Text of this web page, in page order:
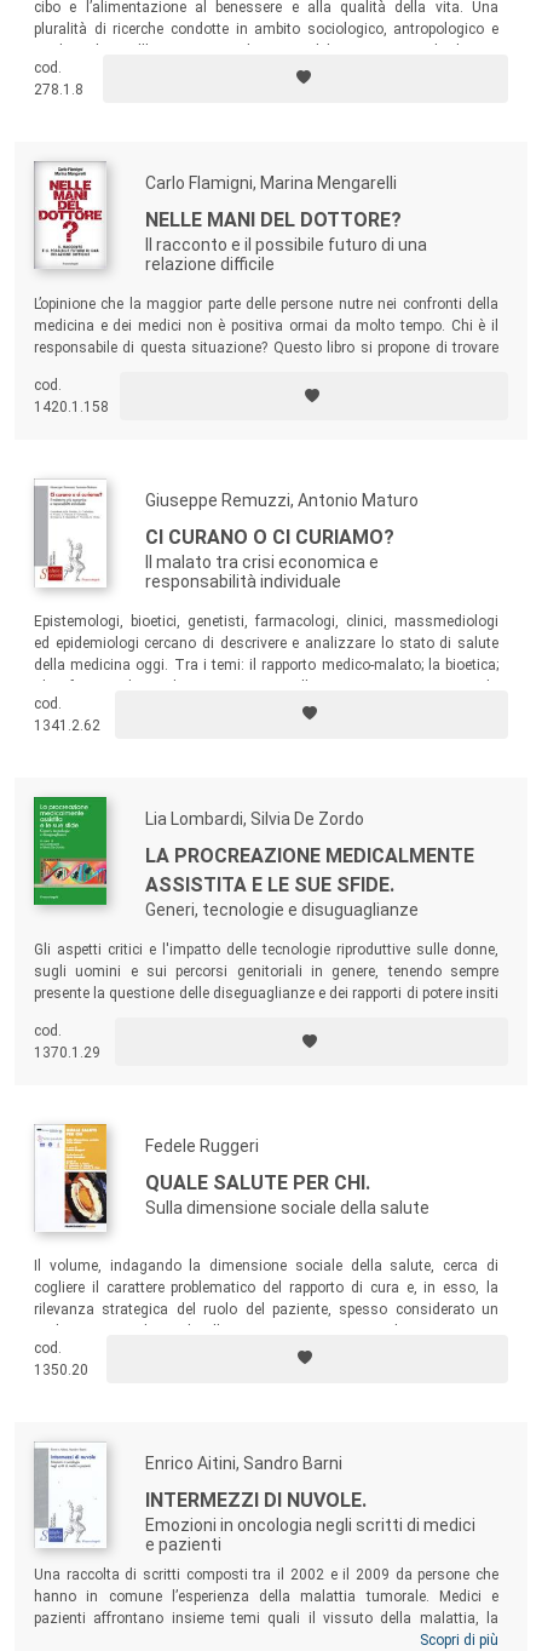
cibo e l’alimentazione al benessere e alla qualità della vita. Una
pluralità di ricerche condotte in ambito sociologico, antropologico e
uno degli elementi che oggi maggiormente incide nel definire la qualità
della vita di individui e comunità.
cod.
278.1.8
Carlo Flamigni, Marina Mengarelli
NELLE MANI DEL DOTTORE?
Il racconto e il possibile futuro di una
relazione difficile
L’opinione che la maggior parte delle persone nutre nei confronti della
medicina e dei medici non è positiva ormai da molto tempo. Chi è il
responsabile di questa situazione? Questo libro si propone di trovare
sociali che caratterizzano la medicina di oggi.
cod.
1420.1.158
Giuseppe Remuzzi, Antonio Maturo
CI CURANO O CI CURIAMO?
Il malato tra crisi economica e
responsabilità individuale
Epistemologi, bioetici, genetisti, farmacologi, clinici, massmediologi
ed epidemiologi cercano di descrivere e analizzare lo stato di salute
della medicina oggi. Tra i temi: il rapporto medico-malato; la bioetica;
prevenzione e promozione della salute; i farmaci e la ricerca; la
comunicazione della salute; la genetica e il futuro.
cod.
1341.2.62
Lia Lombardi, Silvia De Zordo
LA PROCREAZIONE MEDICALMENTE
ASSISTITA E LE SUE SFIDE.
Generi, tecnologie e disuguaglianze
Gli aspetti critici e l'impatto delle tecnologie riproduttive sulle donne,
sugli uomini e sui percorsi genitoriali in genere, tenendo sempre
presente la questione delle diseguaglianze e dei rapporti di potere insiti
paziente, e tra legislatore e cittadino/a.
cod.
1370.1.29
Fedele Ruggeri
QUALE SALUTE PER CHI.
Sulla dimensione sociale della salute
Il volume, indagando la dimensione sociale della salute, cerca di
cogliere il carattere problematico del rapporto di cura e, in esso, la
rilevanza strategica del ruolo del paziente, spesso considerato un
professionale, il sistema della ricerca-conoscenza e l’industria del
farmaco hanno ben altro peso sotto molteplici punti di vista.
cod.
1350.20
Enrico Aitini, Sandro Barni
INTERMEZZI DI NUVOLE.
Emozioni in oncologia negli scritti di medici
e pazienti
Una raccolta di scritti composti tra il 2002 e il 2009 da persone che
hanno in comune l’esperienza della malattia tumorale. Medici e
pazienti affrontano insieme temi quali il vissuto della malattia, la
paura, la speranza, la sofferenza, la conclusione della vita o la vita
Scopri di più